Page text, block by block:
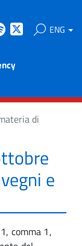
Spotify ENG
di
e
comma 1,